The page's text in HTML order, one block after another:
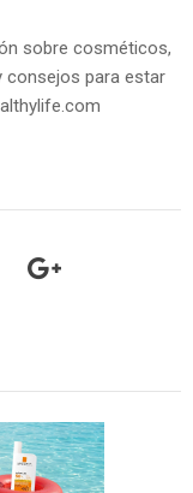
sobre cosméticos,
consejos para estar